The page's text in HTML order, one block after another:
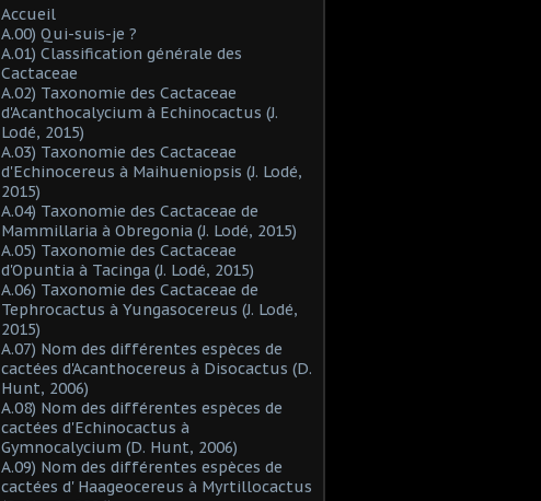
Accueil
A.00) Qui-suis-je ?
A.01) Classification générale des
Cactaceae
A.02) Taxonomie des Cactaceae
d'Acanthocalycium à Echinocactus (J.
Lodé, 2015)
A.03) Taxonomie des Cactaceae
d'Echinocereus à Maihueniopsis (J. Lodé,
2015)
A.04) Taxonomie des Cactaceae de
Mammillaria à Obregonia (J. Lodé, 2015)
A.05) Taxonomie des Cactaceae
d'Opuntia à Tacinga (J. Lodé, 2015)
A.06) Taxonomie des Cactaceae de
Tephrocactus à Yungasocereus (J. Lodé,
2015)
A.07) Nom des différentes espèces de
cactées d'Acanthocereus à Disocactus (D.
Hunt, 2006)
A.08) Nom des différentes espèces de
cactées d'Echinocactus à
Gymnocalycium (D. Hunt, 2006)
A.09) Nom des différentes espèces de
cactées d' Haageocereus à Myrtillocactus